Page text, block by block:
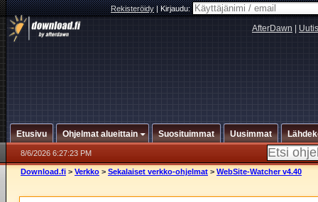
Rekisteröidy|Kirjaudu:
AfterDawn
Etusivu Ohjelmat alueittain Suosituimmat Uusimmat
8/6/2026 6:27:23 PM
Download.fi > Verkko > Sekalaiset verkko-ohjelmat > WebSite-Watcher v4.40